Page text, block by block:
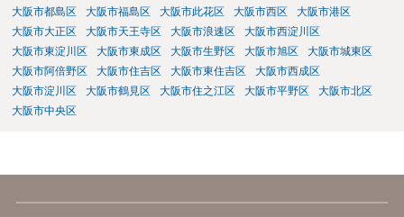
大阪市都島区
大阪市福島区 大阪市此花区 大阪市西区
大阪市港区
大阪市大正区
大阪市天王寺区 大阪市浪速区
大阪市西淀川区
大阪市東淀川区
大阪市東成区 大阪市生野区 大阪市旭区
大阪市城東区
大阪市阿倍野区
大阪市住吉区 大阪市東住吉区
大阪市西成区
大阪市淀川区
大阪市鶴見区 大阪市住之江区 大阪市平野区
大阪市北区
大阪市中央区